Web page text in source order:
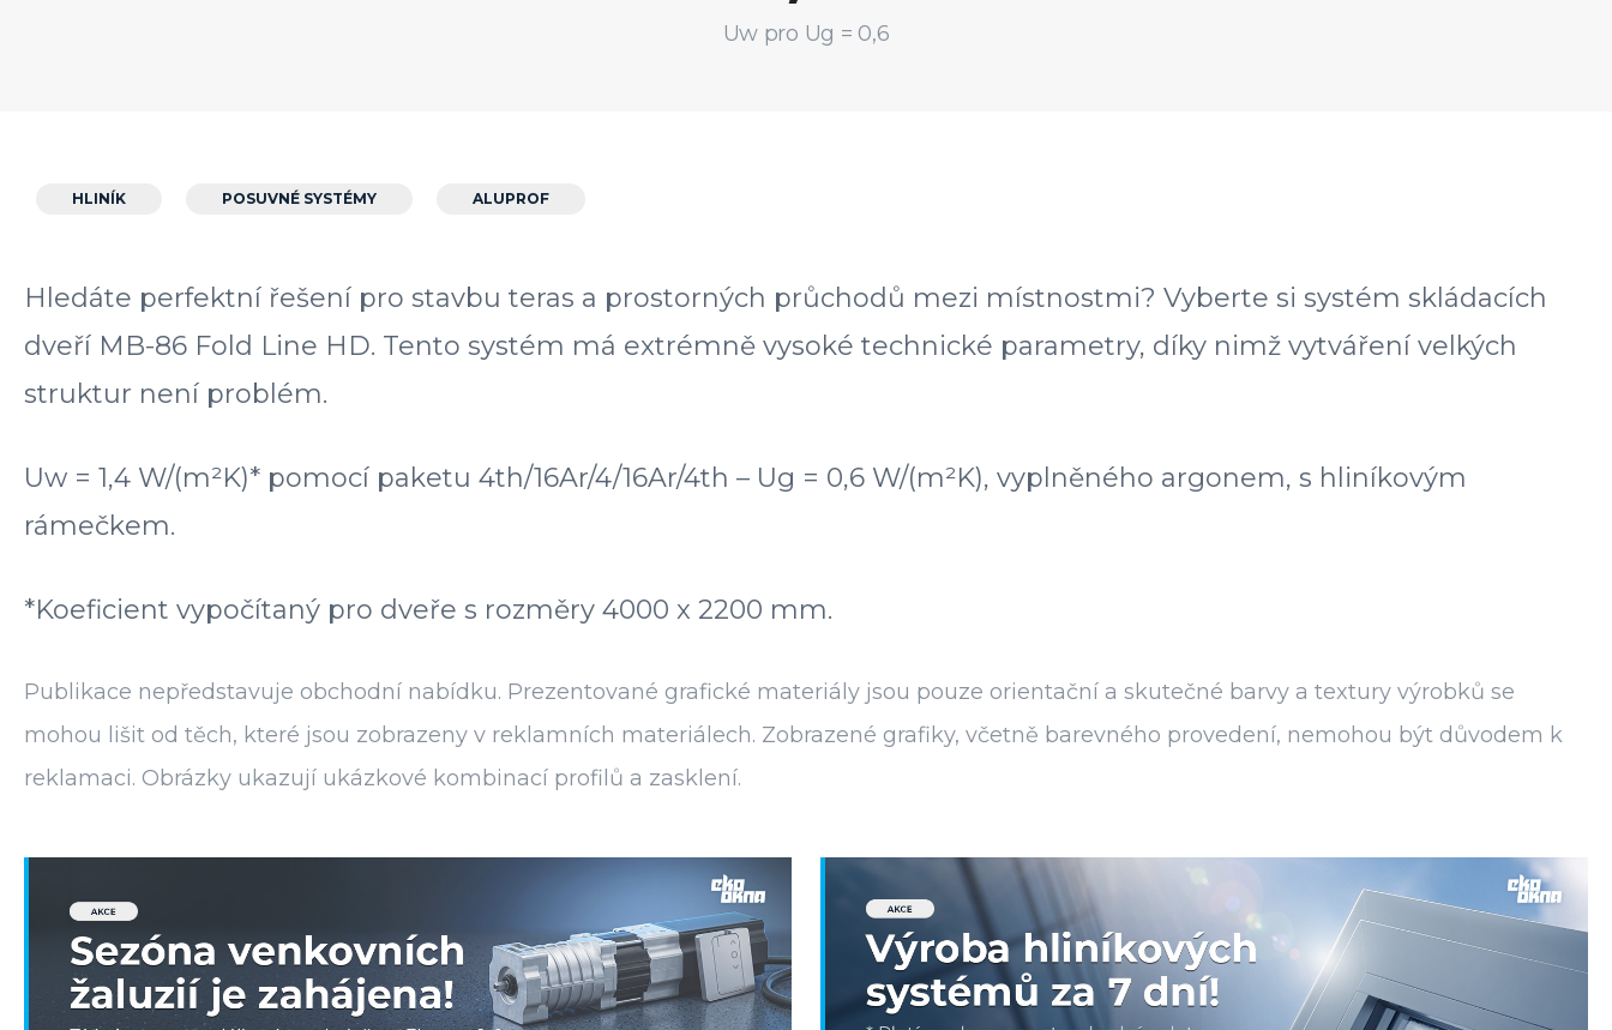
Uw pro Ug = 0,6
HLINÍK POSUVNÉ SYSTÉMY ALUPROF
Hledáte perfektní řešení pro stavbu teras a prostorných průchodů mezi místnostmi? Vyberte si systém skládacích
dveří MB-86 Fold Line HD. Tento systém má extrémně vysoké technické parametry, díky nimž vytváření velkých
struktur není problém.
Uw = 1,4 W/(m²K)* pomocí paketu 4th/16Ar/4/16Ar/4th – Ug = 0,6 W/(m²K), vyplněného argonem, s hliníkovým
rámečkem.
*Koeficient vypočítaný pro dveře s rozměry 4000 x 2200 mm.
Publikace nepředstavuje obchodní nabídku. Prezentované grafické materiály jsou pouze orientační a skutečné barvy a textury výrobků se
mohou lišit od těch, které jsou zobrazeny v reklamních materiálech. Zobrazené grafiky, včetně barevného provedení, nemohou být důvodem k
reklamaci. Obrázky ukazují ukázkové kombinací profilů a zasklení.